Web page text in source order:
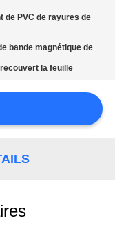
de PVC de rayures de
bande magnétique de
recouvert la feuille